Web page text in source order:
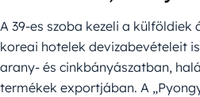
A 39-es szoba kezeli a
koreai hotelek devizabevételeit
arany- és cinkbányászatban,
termékek exportjában. A